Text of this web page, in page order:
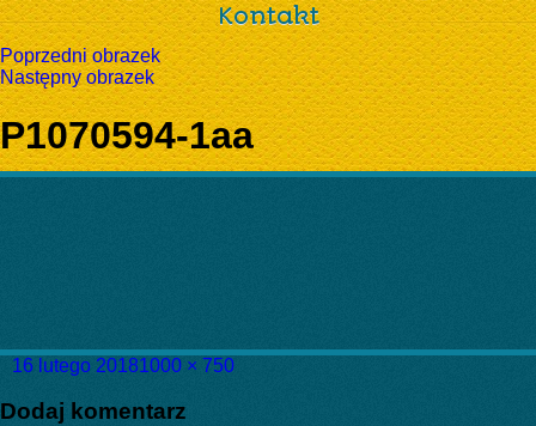
Kontakt
Poprzedni obrazek
Następny obrazek
P1070594-1aa
Data
16 lutego 2018Pełny
1000 × 750
Dodaj komentarz